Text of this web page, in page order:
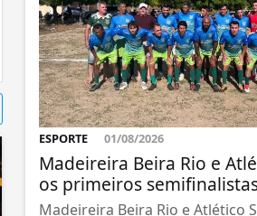
ESPORTE 01/08/2026
Madeireira Beira Rio e
os primeiros
Madeireira Beira Rio e Atlético